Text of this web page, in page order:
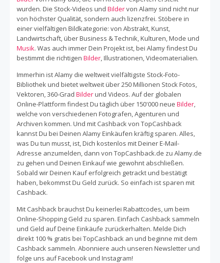
wurden. Die Stock-Videos und Bildervon Alamy sind nicht nur
von höchster Qualität, sondern auch lizenzfrei. Stöbere in
einer vielfältigen Bildkategorie: von Abstrakt, Kunst,
Landwirtschaft, über Business & Technik, Kulturen, Mode und
Musik. Was auch immer Dein Projekt ist, bei Alamy findest Du
bestimmt die richtigen Bilder, Illustrationen, Videomaterialien.
Immerhin ist Alamy die weltweit vielfältigste Stock-Foto-
Bibliothek und bietet weltweit über 250 Millionen Stock Fotos,
Vektoren, 360-Grad Bilderund Videos. Auf der globalen
Online-Plattform findest Du täglich über 150'000 neue Bilder,
welche von verschiedenen Fotografen, Agenturen und
Archiven kommen. Und mit Cashback von TopCashback
kannst Du bei Deinen Alamy Einkäufen kräftig sparen. Alles,
was Du tun musst, ist, Dich kostenlos mit Deiner E-Mail-
Adresse anzumelden, dann von TopCashback.de zu Alamy.de
zu gehen und Deinen Einkauf wie gewohnt abschließen.
Sobald wir Deinen Kauf erfolgreich getrackt und bestätigt
haben, bekommst Du Geld zurück. So einfach ist sparen mit
Cashback.
Mit Cashback brauchst Du keinerlei Rabattcodes, um beim
Online-Shopping Geld zu sparen. Einfach Cashback sammeln
und Geld auf Deine Einkäufe zurückerhalten. Melde Dich
direkt 100 % gratis bei TopCashback an und beginne mit dem
Cashback sammeln. Abonniere auch unseren Newsletter und
folge uns auf Facebook und Instagram!